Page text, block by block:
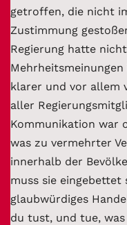
getroffen, die nicht
Zustimmung
Regierung hatte
klarer und vor allem
aller
Kommunikation war
was zu vermehrter
innerhalb der
muss sie
glaubwürdiges
du tust, und tue, was